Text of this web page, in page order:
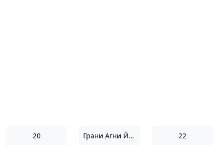
20 Грани Агни Йоги 1965 22